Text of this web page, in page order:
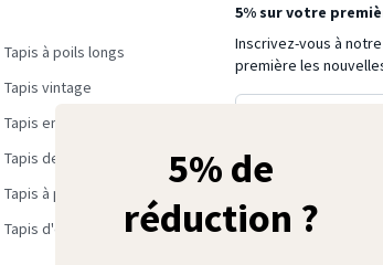
Tapis à poils longs
Tapis vintage
Tapis en jute
Tapis de couloir
Tapis à petit prix
Tapis d'extérieur à petit prix
5% sur votre
Inscrivez-vous à
première les
5% de
réduction ?